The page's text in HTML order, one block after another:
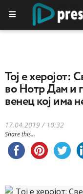
Тој е херојот:
во Нотр Дам и
венец кој има
17.04.2019 / 10:32
Share this...